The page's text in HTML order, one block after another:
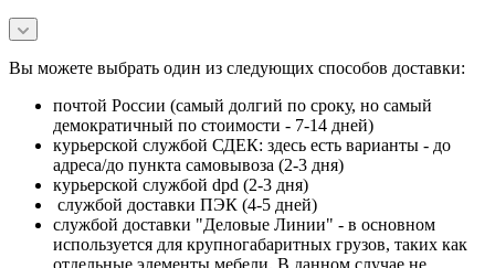
Вы можете выбрать один из следующих способов доставки:
почтой России (самый долгий по сроку, но самый
демократичный по стоимости - 7-14 дней)
курьерской службой СДЕК: здесь есть варианты - до
адреса/до пункта самовывоза (2-3 дня)
курьерской службой dpd (2-3 дня)
службой доставки ПЭК (4-5 дней)
службой доставки "Деловые Линии" - в основном
используется для крупногабаритных грузов, таких как
отдельные элементы мебели. В данном случае не